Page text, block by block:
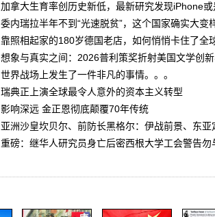
加拿大生育率创历史新低，最新研究发现iPhone
委内瑞拉半年不到“光速脱贫”，这个国家确实大变
靠照相起家的180岁德国老店，如何悄悄卡住了全
想象与真实之间：2026普利策奖折射美国文学创
世界战场上发生了一件非凡的事情。。。
瑞典正上演全球最令人意外的资本主义转型
影响深远 金正恩彻底颠覆70年传统
亚洲沙皇坎贝尔、前防长黑格尔：伊战前景、东亚
重磅：继华人研究员身亡后密西根大学工会警告勿